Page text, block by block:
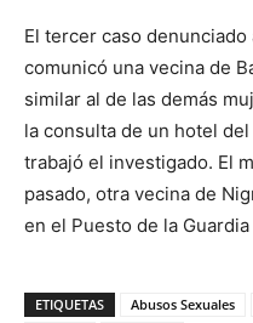
El tercer caso
comunicó una vecina de
similar al de las demás
la consulta de un hotel
trabajó el investigado. El
pasado, otra vecina de
en el Puesto de la
ETIQUETAS Abusos Sexuales